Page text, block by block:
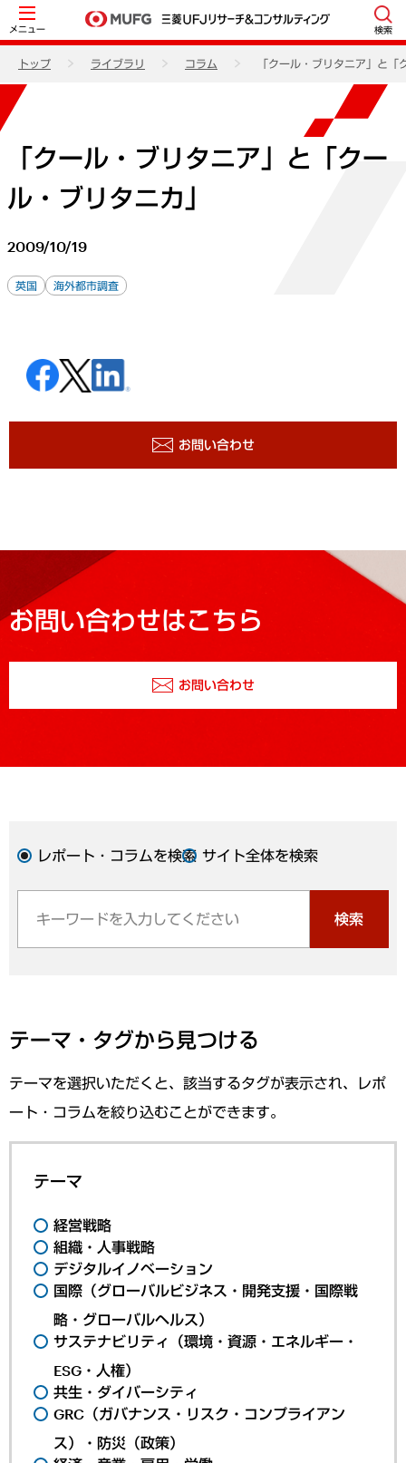
メニュー 検索
トップ ライブラリ コラム 「クール・ブリタニア」と「
「クール・ブリタニア」と「クー
ル・ブリタニカ」
2009/10/19
英国 海外都市調査
お問い合わせ
お問い合わせはこちら
お問い合わせ
レポート・コラムを検索 サイト全体を検索
検索
テーマ・タグから見つける
テーマを選択いただくと、該当するタグが表示され、レポ
ート・コラムを絞り込むことができます。
テーマ
経営戦略
組織・人事戦略
デジタルイノベーション
国際（グローバルビジネス・開発支援・国際戦
略・グローバルヘルス）
サステナビリティ（環境・資源・エネルギー・
ESG・人権）
共生・ダイバーシティ
GRC（ガバナンス・リスク・コンプライアン
ス）・防災（政策）